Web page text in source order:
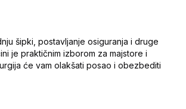
šipki, postavljanje osiguranja i druge
je praktičnim izborom za majstore i
će vam olakšati posao i obezbediti